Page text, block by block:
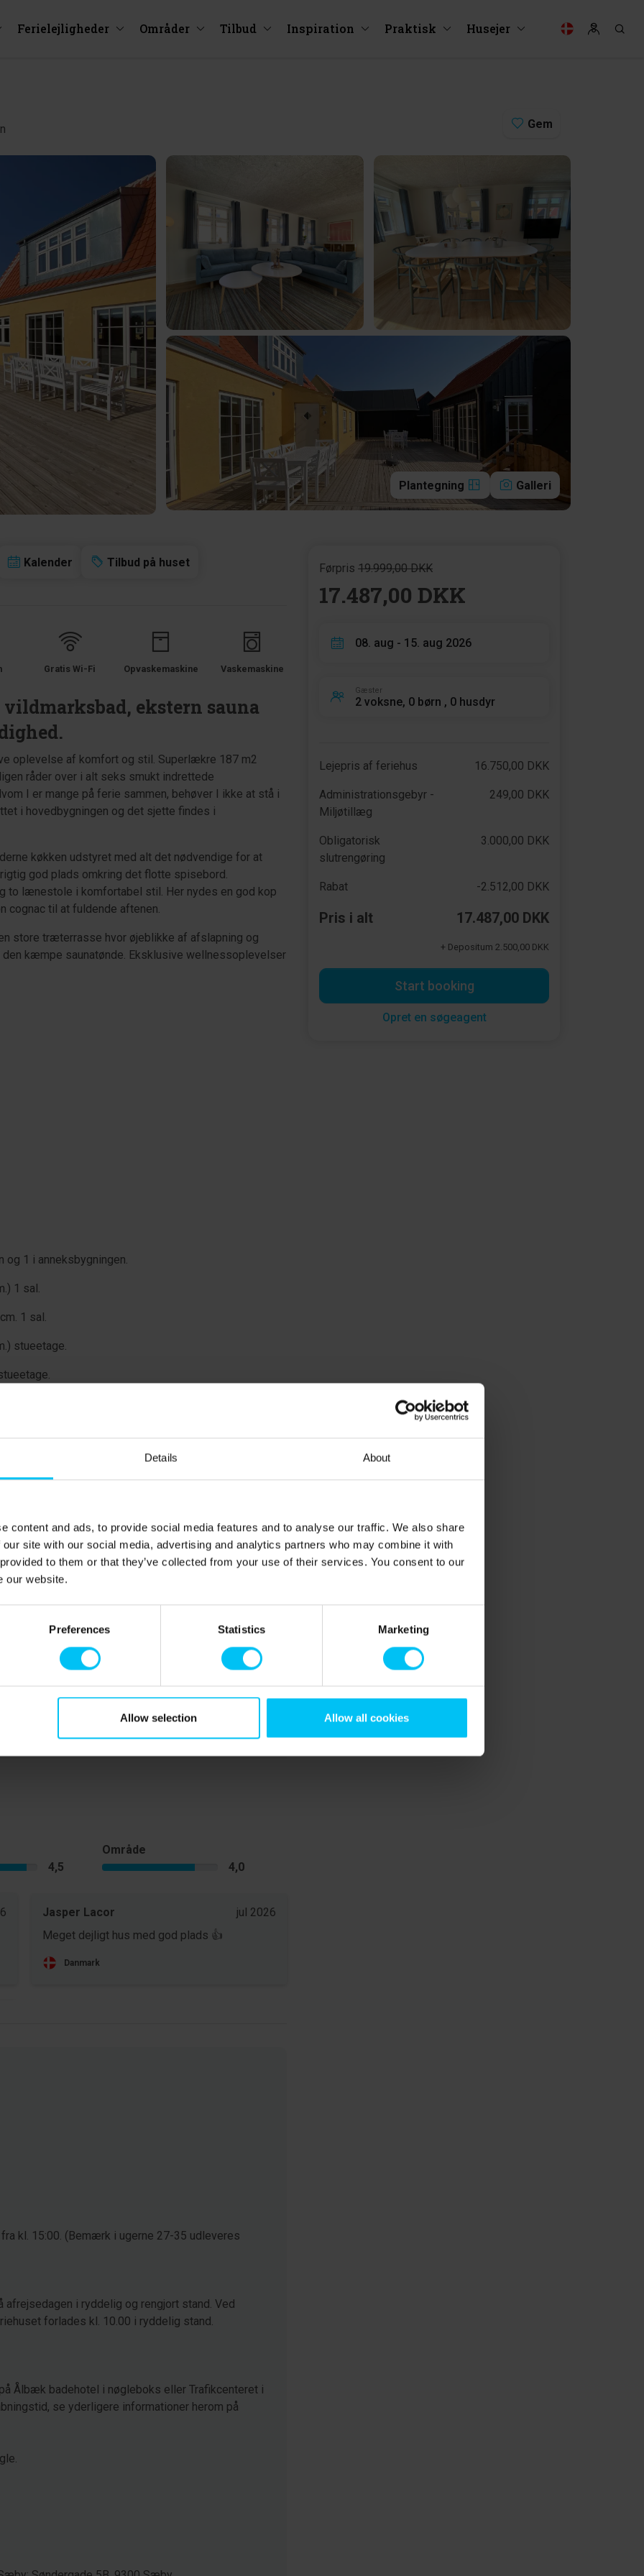
Details About
content and ads, to provide social media features and to analyse our traffic. We also share
site with our social media, advertising and analytics partners who may combine it with
to them or that they’ve collected from your use of their services. You consent to our
our website.
Preferences Statistics Marketing
Allow selection Allow all cookies
Ferielejligheder Områder Tilbud Inspiration Praktisk Husejer
Gem
Plantegning Galleri
Kalender Tilbud på huset
Gratis Wi-Fi Opvaskemaskine Vaskemaskine
ekstern sauna
oplevelse af komfort og stil. Superlækre 187 m2
råder over i alt seks smukt indrettede
I er mange på ferie sammen, behøver I ikke at stå i
i hovedbygningen og det sjette findes i
køkken udstyret med alt det nødvendige for at
god plads omkring det flotte spisebord.
to lænestole i komfortabel stil. Her nydes en god kop
cognac til at fuldende aftenen.
store træterrasse hvor øjeblikke af afslapning og
kæmpe saunatønde. Eksklusive wellnessoplevelser
1 i anneksbygningen.
1 sal.
1 sal.
stueetage.
at spille både tennis og padel ikke langt fra
Skagen Padelcenter ligger en kort tur til fods fra
spor i klitplantagen ved Den Til Sandede Kirke.
muligheder i Skagen. Besøg Kystmuseet
dage, og få de spændende fortællinger om, hvad
Tilsandede Kirke er desværre et spændende
udvalg af spændende detailbutikker,
4,5
Område
4,0
Jasper Lacor
jul 2026
Meget dejligt hus med god plads 👍
Danmark
kl. 15:00. (Bemærk i ugerne 27-35 udleveres
i ryddelig og rengjort stand. Ved
forlades kl. 10.00 i ryddelig stand.
Ålbæk badehotel i nøgleboks eller Trafikcenteret i
se yderligere informationer herom på
Førpris 19.999,00 DKK
17.487,00 DKK
08. aug - 15. aug 2026
Gæster
2 voksne, 0 børn , 0 husdyr
Lejepris af feriehus 16.750,00 DKK
Administrationsgebyr -
Miljøtillæg
249,00 DKK
Obligatorisk
slutrengøring
3.000,00 DKK
Rabat -2.512,00 DKK
Pris i alt 17.487,00 DKK
+ Depositum 2.500,00 DKK
Start booking
Opret en søgeagent